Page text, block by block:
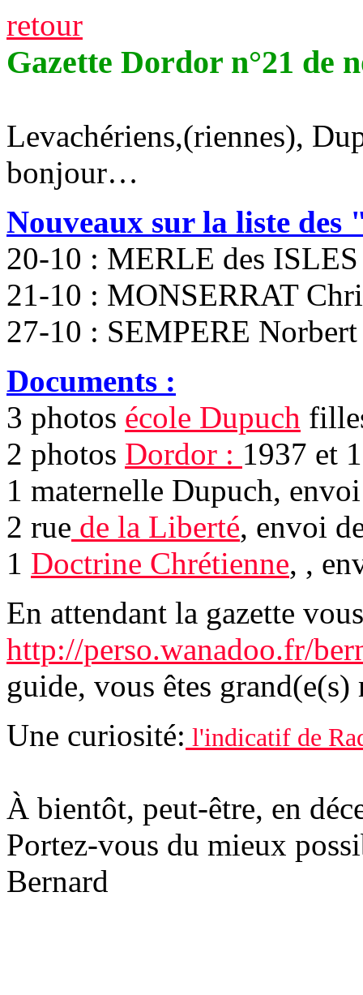
retour
Gazette Dordor n°21 de
Levachériens,(riennes),
bonjour…
Nouveaux sur la liste
20-10 : MERLE des
21-10 : MONSERRAT
27-10 : SEMPERE
Documents :
3 photos école Dupuch
2 photos Dordor : 1937 et
1 maternelle Dupuch,
2 rue de la Liberté, envoi
1 Doctrine Chrétienne, ,
En attendant la gazette
http://perso.wanadoo.fr/
guide, vous êtes grand(e(s)
Une curiosité: l'indicatif de
À bientôt, peut-être, en
Portez-vous du mieux
Bernard